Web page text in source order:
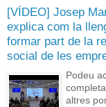
[VÍDEO] Josep
explica com la
formar part de la
social de les
Podeu
altres